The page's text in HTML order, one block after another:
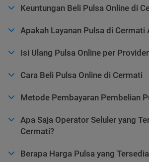
Keuntungan Beli Pulsa Online di
Apakah Layanan Pulsa di Cermati
Isi Ulang Pulsa Online per Provider
Cara Beli Pulsa Online di Cermati
Metode Pembayaran Pembelian
Apa Saja Operator Seluler yang
Cermati?
Berapa Harga Pulsa yang